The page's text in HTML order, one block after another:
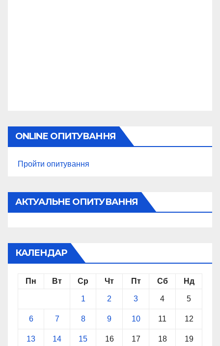
ONLINE ОПИТУВАННЯ
Пройти опитування
АКТУАЛЬНЕ ОПИТУВАННЯ
КАЛЕНДАР
Пн Вт Ср Чт Пт Сб Нд
1 2 3 4 5
6 7 8 9 10 11 12
13 14 15 16 17 18 19